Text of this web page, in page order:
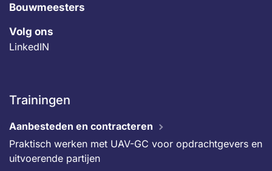
Bouwmeesters
Volg ons
LinkedIN
Trainingen
Aanbesteden en contracteren
Praktisch werken met UAV-GC voor opdrachtgevers en
uitvoerende partijen